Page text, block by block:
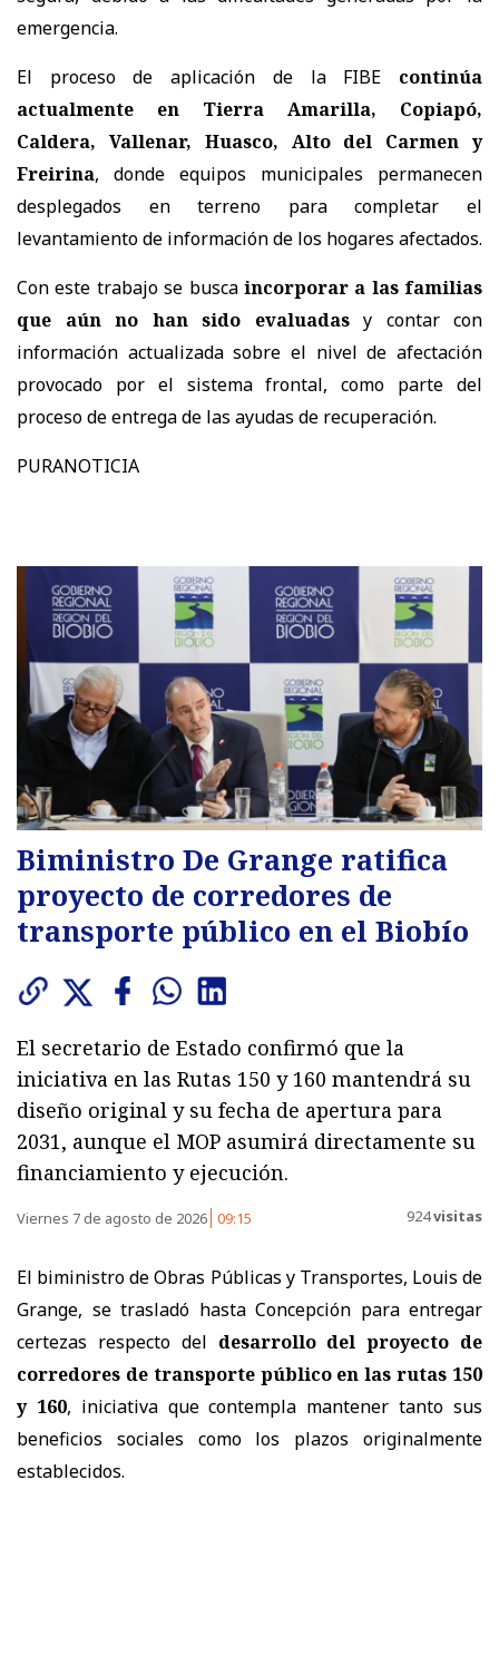
emergencia.
El proceso de aplicación de la FIBE continúa
actualmente en Tierra Amarilla, Copiapó,
Caldera, Vallenar, Huasco, Alto del Carmen y
Freirina, donde equipos municipales permanecen
desplegados en terreno para completar el
levantamiento de información de los hogares afectados.
Con este trabajo se busca incorporar a las familias
que aún no han sido evaluadasy contar con
información actualizada sobre el nivel de afectación
provocado por el sistema frontal, como parte del
proceso de entrega de las ayudas de recuperación.
PURANOTICIA
Biministro De Grange ratifica
proyecto de corredores de
transporte público en el Biobío
El secretario de Estado confirmó que la
iniciativa en las Rutas 150 y 160 mantendrá su
diseño original y su fecha de apertura para
2031, aunque el MOP asumirá directamente su
financiamiento y ejecución.
Viernes 7 de agosto de 2026 09:15 924visitas
El biministro de Obras Públicas y Transportes, Louis de
Grange, se trasladó hasta Concepción para entregar
certezas respecto del desarrollo del proyecto de
corredores de transporte público en las rutas 150
y 160, iniciativa que contempla mantener tanto sus
beneficios sociales como los plazos originalmente
establecidos.